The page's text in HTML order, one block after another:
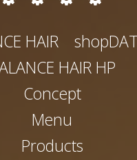
店
か
ー
と
ア
ラ
と
か
び
HAIR
HAIR HP
Concept
Menu
Products